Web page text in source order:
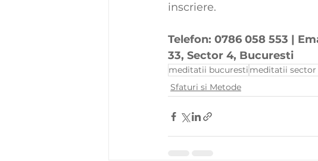
inscriere.
Telefon: 0786 058 553 |
33, Sector 4, Bucuresti
meditatii bucuresti meditatii sector
Sfaturi si Metode